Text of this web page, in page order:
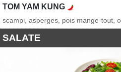
TOM YAM KUNG
scampi, asperges, pois mange-tout,
SALATE